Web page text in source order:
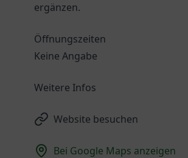
ergänzen.
Öffnungszeiten
Keine Angabe
Weitere Infos
Website besuchen
Bei Google Maps anzeigen